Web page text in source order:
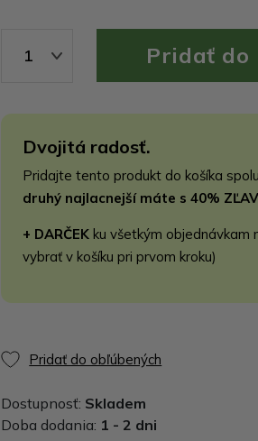
1
Dvojitá radosť.
Pridajte tento produkt do košíka
druhý najlacnejší máte s 40%
+ DARČEK ku všetkým objednávkam
vybrať v košíku pri prvom kroku)
Pridať do obľúbených
Dostupnosť: Skladem
Doba dodania: 1 - 2 dni